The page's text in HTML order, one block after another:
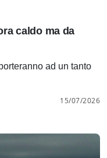
caldo ma da
ad un tanto
15/07/2026